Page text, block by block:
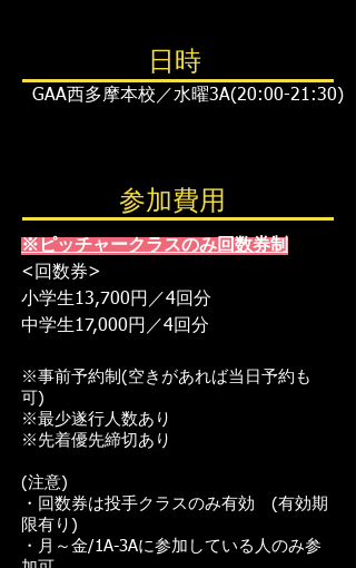
日時
GAA西多摩本校／水曜3A(20:00-21:30)
参加費用
※ピッチャークラスのみ回数券制
<回数券>
小学生13,700円／4回分
​中学生17,000円／4回分
※事前予約制(空きがあれば当日予約も
可)
※最少遂行人数あり
※先着優先締切あり
(注意)
・回数券は投手クラスのみ有効 (有効期
限有り)
・月～金/1A-3Aに参加している人のみ参